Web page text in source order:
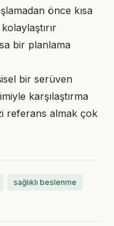
önce kısa
bir planlama
bir serüven
karşılaştırma
referans almak çok
sağlıklı beslenme